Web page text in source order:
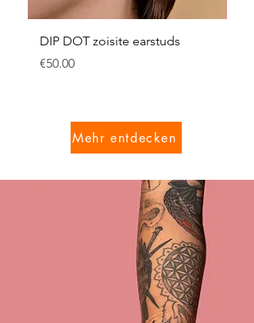
DIP DOT zoisite earstuds
Price
€50.00
Mehr entdecken